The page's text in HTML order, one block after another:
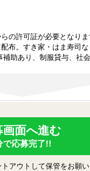
の許可証が必要となりま
布。すき家・はま寿司
助あり、制服貸与、社
画面へ進む
で応募完了!!
アウトして保管をお願い